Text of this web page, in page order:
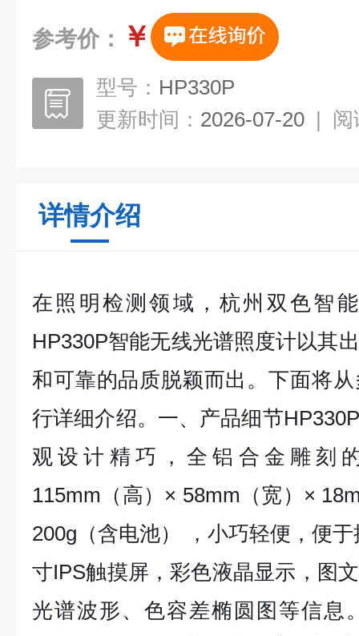
参考价： ￥
型号： HP330P
更新时间： 2026-07-20 | 阅
详情介绍
在照明检测领域，杭州双色智
HP330P智能无线光谱照度计以其
和可靠的品质脱颖而出。下面将
行详细介绍。一、产品细节
观设计精巧，全铝合金雕刻
115mm（高）× 58mm（宽）×
200g（含电池） ，小巧轻便，便
寸IPS触摸屏，彩色液晶显示，图
光谱波形、色容差椭圆图等信息